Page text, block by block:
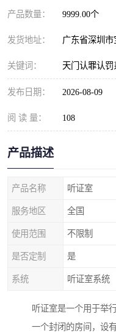
产品数量： 9999.00个
发货地址： 广东省深圳市
关键词： 天门认罪认罚
发布日期： 2026-08-09
阅 读 量： 108
产品描述
产品名称 听证室
服务地区 全国
使用范围 不限制
是否定制 是
系统 听证室系统
听证室是一个用于举
一个封闭的房间，设